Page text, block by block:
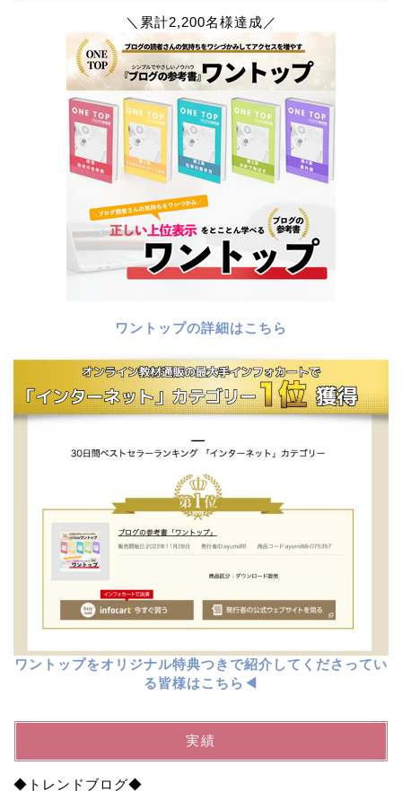
＼累計2,200名様達成／
ワントップの詳細はこちら
ワントップをオリジナル特典つきで紹介してくださってい
る皆様はこちら◀︎
実績
◆トレンドブログ◆